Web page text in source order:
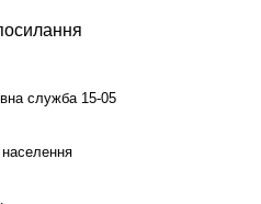
служба 15-05